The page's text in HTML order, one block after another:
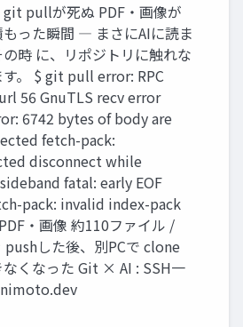
git pullが死ぬ PDF・画像が
もった瞬間 ― まさにAIに読ま
時 に、リポジトリに触れな
す。 $ git pull error: RPC
56 GnuTLS recv error
6742 bytes of body are
fetch-pack:
disconnect while
fatal: early EOF
pack: invalid index-pack
・画像 約110ファイル /
pushした後、別PCで clone
なくなった Git × AI : SSH一